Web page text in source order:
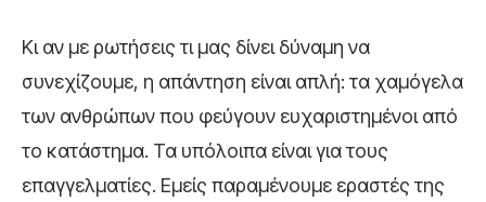
Κι αν με ρωτήσεις τι μας δίνει δύναμη να
συνεχίζουμε, η απάντηση είναι απλή: τα χαμόγελα
των ανθρώπων που φεύγουν ευχαριστημένοι από
το κατάστημα. Τα υπόλοιπα είναι για τους
επαγγελματίες. Εμείς παραμένουμε εραστές της